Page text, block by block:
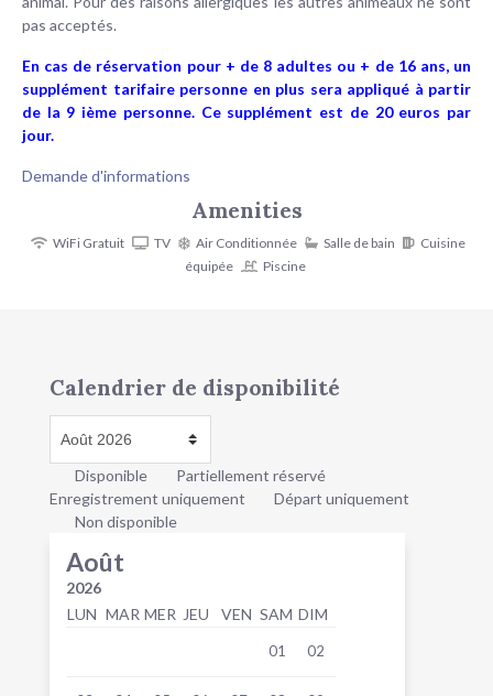
pas acceptés.
En cas de réservation pour + de 8 adultes ou + de 16 ans, un
supplément tarifaire personne en plus sera appliqué à partir
de la 9 ième personne. Ce supplément est de 20 euros par
jour.
Demande d'informations
Amenities
WiFi Gratuit TV Air Conditionnée Salle de bain
Cuisine
équipée
Piscine
Calendrier de disponibilité
Disponible
Partiellement réservé
Enregistrement uniquement
Départ uniquement
Non disponible
Août
2026
LUN MAR MER JEU VEN SAM DIM
01 02